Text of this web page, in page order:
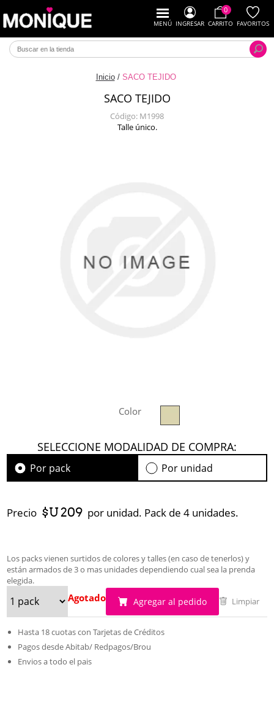
MENÚ INGRESAR
0
CARRITO FAVORITOS
Inicio / SACO TEJIDO
SACO TEJIDO
Código: M1998
Talle único.
Color
SELECCIONE MODALIDAD DE COMPRA:
Por pack Por unidad
Precio $U 209 por unidad. Pack de 4 unidades.
Los packs vienen surtidos de colores y talles (en caso de tenerlos) y
están armados de 3 o mas unidades dependiendo cual sea la prenda
elegida.
Agotado Agregar al pedido Limpiar
Hasta 18 cuotas con Tarjetas de Créditos
Pagos desde Abitab/ Redpagos/Brou
Envios a todo el pais